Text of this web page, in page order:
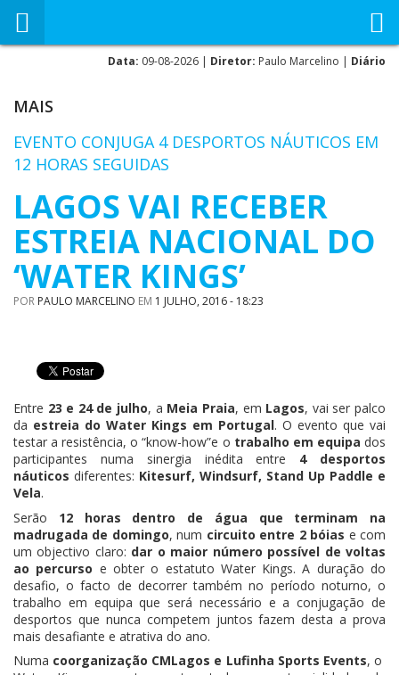
Data: 09-08-2026 | Diretor: Paulo Marcelino | Diário
MAIS
EVENTO CONJUGA 4 DESPORTOS NÁUTICOS EM
12 HORAS SEGUIDAS
LAGOS VAI RECEBER
ESTREIA NACIONAL DO
‘WATER KINGS’
POR PAULO MARCELINO EM 1 JULHO, 2016 - 18:23
Entre 23 e 24 de julho, a Meia Praia, em Lagos, vai ser palco
da estreia do Water Kings em Portugal. O evento que vai
testar a resistência, o “know-­how”​e o trabalho em equipa dos
participantes numa sinergia inédita entre 4 desportos
náuticos diferentes: Kitesurf, Windsurf, Stand Up Paddle e
Vela.
Serão 12 horas dentro de água que terminam na
madrugada de domingo, num circuito entre 2 bóias e com
um objectivo claro: ​ dar o maior número possível de voltas
ao percurso e obter o estatuto Water Kings​. A duração do
desafio, o facto de decorrer também no período noturno, o
trabalho em equipa que será necessário e a conjugação de
desportos que nunca competem juntos fazem desta a prova
mais desafiante e atrativa do ano.
Numa co­organização C​MLagos ​e​ L​ufinha Sports Events,​ o ​